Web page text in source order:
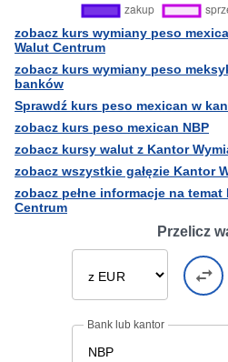
zobacz kurs wymiany peso
Walut Centrum
zobacz kurs wymiany peso
banków
Sprawdź kurs peso mexican w
zobacz kurs peso mexican NBP
zobacz kursy walut z Kantor
zobacz wszystkie gałęzie Kantor
zobacz pełne informacje na
Centrum
Przelicz
Bank lub kantor